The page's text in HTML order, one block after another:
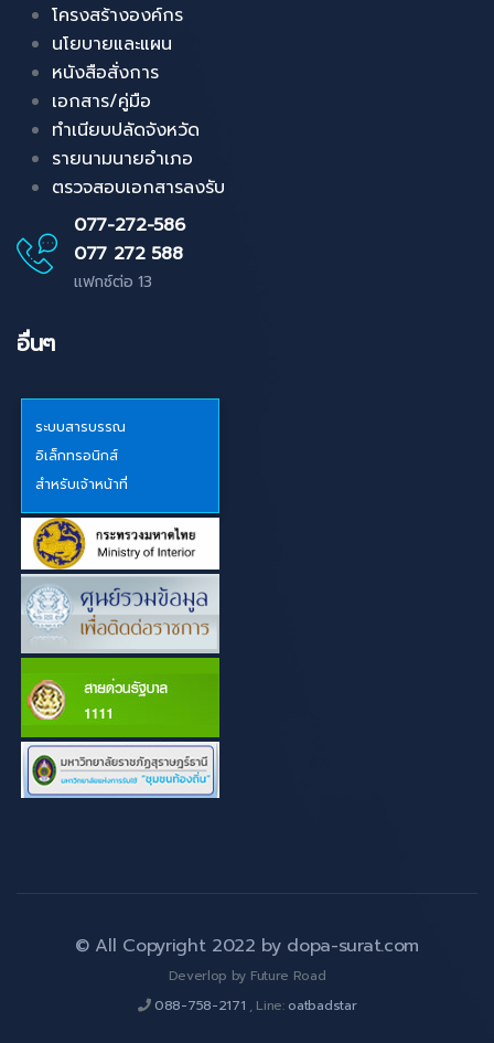
โครงสร้างองค์กร
นโยบายและแผน
หนังสือสั่งการ
เอกสาร/คู่มือ
ทำเนียบปลัดจังหวัด
รายนามนายอำเภอ
ตรวจสอบเอกสารลงรับ
077-272-586
077 272 588
แฟกซ์ต่อ 13
อื่นๆ
ระบบสารบรรณ
อิเล็กทรอนิกส์
สำหรับเจ้าหน้าที่
© All Copyright 2022 by dopa-surat.com
Deverlop by Future Road
088-758-2171 , Line: oatbadstar